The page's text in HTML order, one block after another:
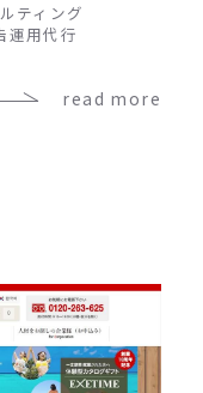
ティング
運用代行
read more